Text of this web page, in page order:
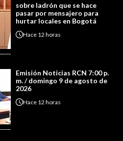
sobre ladrón que se hace
pasar por mensajero para
hurtar locales en Bogotá
Hace 12 horas
Emisión Noticias RCN 7:00 p.
m. / domingo 9 de agosto de
2026
Hace 12 horas